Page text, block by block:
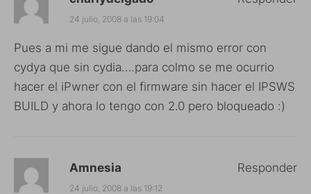
24 julio, 2008 a las 19:04
Pues a mi me sigue dando el mismo error con
cydya que sin cydia….para colmo se me ocurrio
hacer el iPwner con el firmware sin hacer el IPSWS
BUILD y ahora lo tengo con 2.0 pero bloqueado :)
Amnesia
24 julio, 2008 a las 19:12
Responder